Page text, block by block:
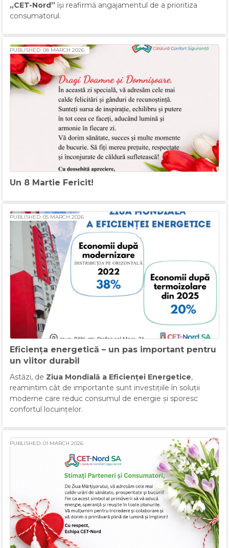
„CET-Nord”își reafirmă angajamentul de a prioritiza
consumatorul.
Un 8 Martie Fericit!
PUBLISHED: 08 MARCH 2026
Eficiența energetică – un pas important pentru
un viitor durabil
PUBLISHED: 05 MARCH 2026
Astăzi, de Ziua Mondială a Eficienței Energetice,
reamintim cât de importante sunt investițiile în soluții
moderne care reduc consumul de energie și sporesc
confortul locuințelor.
PUBLISHED: 01 MARCH 2026